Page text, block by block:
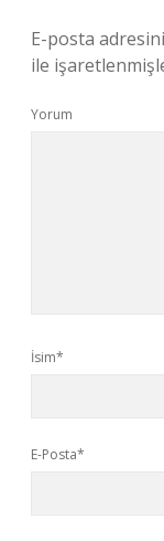
E-posta
ile
Yorum
İsim*
E-Posta*